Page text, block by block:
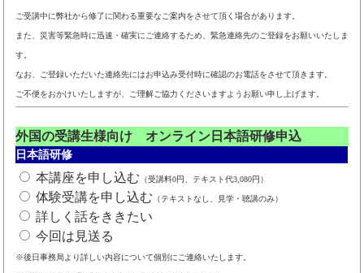
ご受講中に弊社から修了に関わる重要なご案内をさせて頂く場合があります。
また、災害等緊急時に迅速・確実にご連絡するため、緊急連絡先のご登録をお願いいたしま
す。
なお、ご登録いただいた連絡先にはお申込み受付時に確認のお電話をさせて頂きます。
ご不便をおかけいたしますが、ご理解ご協力くださいますようお願い申し上げます。
外国の受講生様向け オンライン日本語研修申込
日本語研修
本講座を申し込む （受講料0円、テキスト代3,080円）
体験受講を申し込む （テキストなし、見学・聴講のみ）
詳しく話をききたい
今回は見送る
※後日事務局より詳しい内容について個別にご連絡いたします。